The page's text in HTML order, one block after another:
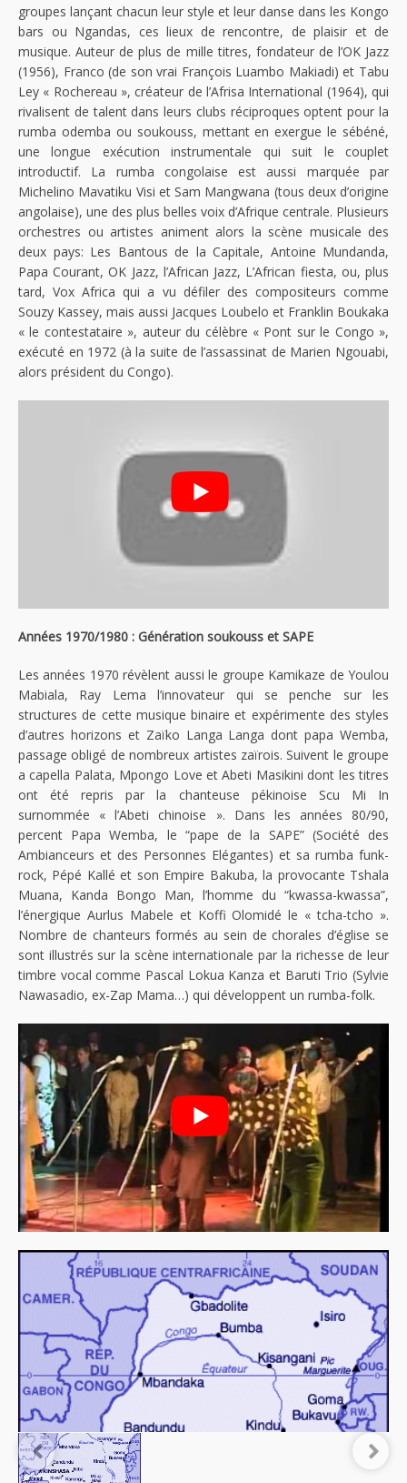
groupes lançant chacun leur style et leur danse dans les Kongo
bars ou Ngandas, ces lieux de rencontre, de plaisir et de
musique. Auteur de plus de mille titres, fondateur de l’OK Jazz
(1956), Franco (de son vrai François Luambo Makiadi) et Tabu
Ley « Rochereau », créateur de l’Afrisa International (1964), qui
rivalisent de talent dans leurs clubs réciproques optent pour la
rumba odemba ou soukouss, mettant en exergue le sébéné,
une longue exécution instrumentale qui suit le couplet
introductif. La rumba congolaise est aussi marquée par
Michelino Mavatiku Visi et Sam Mangwana (tous deux d’origine
angolaise), une des plus belles voix d’Afrique centrale. Plusieurs
orchestres ou artistes animent alors la scène musicale des
deux pays: Les Bantous de la Capitale, Antoine Mundanda,
Papa Courant, OK Jazz, l’African Jazz, L’African fiesta, ou, plus
tard, Vox Africa qui a vu défiler des compositeurs comme
Souzy Kassey, mais aussi Jacques Loubelo et Franklin Boukaka
« le contestataire », auteur du célèbre « Pont sur le Congo »,
exécuté en 1972 (à la suite de l’assassinat de Marien Ngouabi,
alors président du Congo).
Années 1970/1980 : Génération soukouss et SAPE
Les années 1970 révèlent aussi le groupe Kamikaze de Youlou
Mabiala, Ray Lema l’innovateur qui se penche sur les
structures de cette musique binaire et expérimente des styles
d’autres horizons et Zaïko Langa Langa dont papa Wemba,
passage obligé de nombreux artistes zaïrois. Suivent le groupe
a capella Palata, Mpongo Love et Abeti Masikini dont les titres
ont été repris par la chanteuse pékinoise Scu Mi In
surnommée « l’Abeti chinoise ». Dans les années 80/90,
percent Papa Wemba, le “pape de la SAPE” (Société des
Ambianceurs et des Personnes Elégantes) et sa rumba funk-
rock, Pépé Kallé et son Empire Bakuba, la provocante Tshala
Muana, Kanda Bongo Man, l’homme du “kwassa-kwassa”,
l’énergique Aurlus Mabele et Koffi Olomidé le « tcha-tcho ».
Nombre de chanteurs formés au sein de chorales d’église se
sont illustrés sur la scène internationale par la richesse de leur
timbre vocal comme Pascal Lokua Kanza et Baruti Trio (Sylvie
Nawasadio, ex-Zap Mama…) qui développent un rumba-folk.